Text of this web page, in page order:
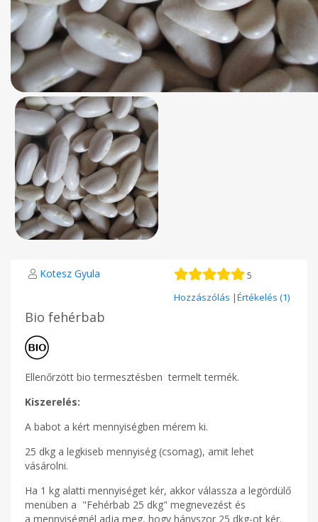
Kotesz Gyula 5
Hozzászólás |Értékelés (1)
Bio fehérbab
Ellenőrzött bio termesztésben termelt termék.
Kiszerelés:
A babot a kért mennyiségben mérem ki.
25 dkg a legkiseb mennyiség (csomag), amit lehet
vásárolni.
Ha 1 kg alatti mennyiséget kér, akkor válassza a legördülő
menüben a "Fehérbab 25 dkg" megnevezést és
a mennyiségnél adja meg, hogy hányszor 25 dkg-ot kér.